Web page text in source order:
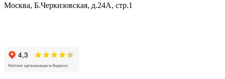
Москва, Б.Черкизовская, д.24А, стр.1